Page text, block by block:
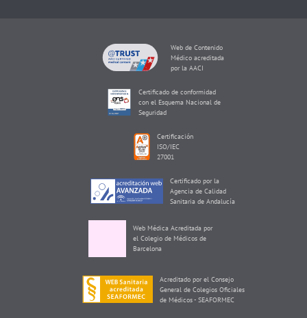
Web de Contenido
Médico acreditada
por la AACI
Certificado de conformidad
con el Esquema Nacional de
Seguridad
Certificación
ISO/IEC
27001
Certificado por la
Agencia de Calidad
Sanitaria de Andalucía
Web Médica Acreditada por
el Colegio de Médicos de
Barcelona
Acreditado por el Consejo
General de Colegios Oficiales
de Médicos - SEAFORMEC